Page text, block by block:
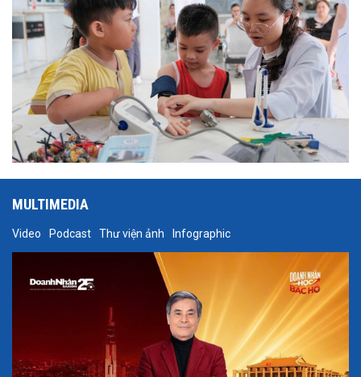
MULTIMEDIA
Video Podcast Thư viện ảnh Infographic